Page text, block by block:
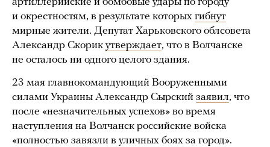
и окрестностям, в результате которых гибнут
мирные жители. Депутат Харьковского облсовета
Александр Скорик утверждает, что в Волчанске
не осталось ни одного целого здания.
23 мая главнокомандующий Вооруженными
силами Украины Александр Сырский заявил, что
после «незначительных успехов» во время
наступления на Волчанск российские войска
«полностью завязли в уличных боях за город».